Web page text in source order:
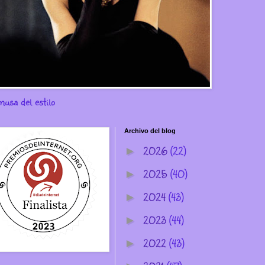
del estilo
Archivo del blog
► 2026(22)
► 2025(40)
► 2024(43)
► 2023(44)
► 2022(43)